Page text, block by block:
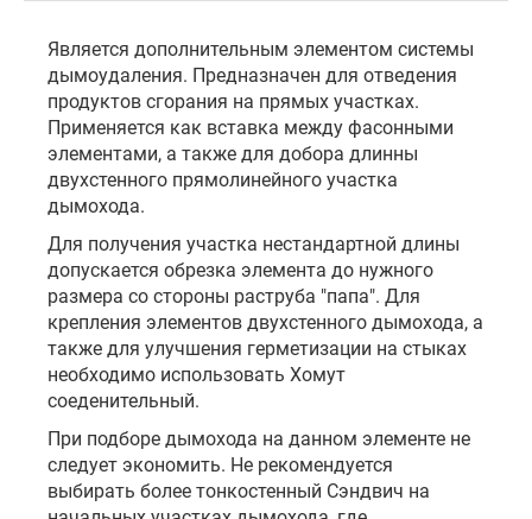
Является дополнительным элементом системы
дымоудаления. Предназначен для отведения
продуктов сгорания на прямых участках.
Применяется как вставка между фасонными
элементами, а также для добора длинны
двухстенного прямолинейного участка
дымохода.
Для получения участка нестандартной длины
допускается обрезка элемента до нужного
размера со стороны раструба "папа". Для
крепления элементов двухстенного дымохода, а
также для улучшения герметизации на стыках
необходимо использовать Хомут
соеденительный.
При подборе дымохода на данном элементе не
следует экономить. Не рекомендуется
выбирать более тонкостенный Сэндвич на